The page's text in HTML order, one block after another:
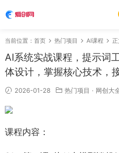
当前位置： 首页 热门项目 AI课程
AI系统实战课程，提示词
体设计，掌握核心技术，
2026-01-28 热门项目 · 网创大
课程内容：